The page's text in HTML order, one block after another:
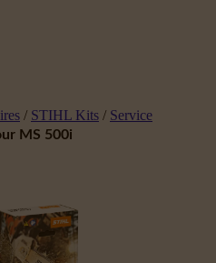
/ STIHL Kits / Service
MS 500i